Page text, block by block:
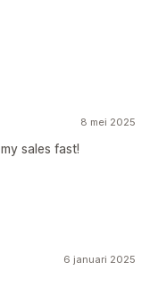
8 mei 2025
sales fast!
6 januari 2025